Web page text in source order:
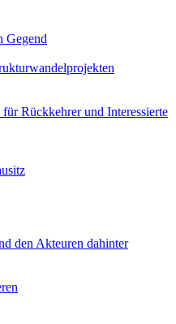
Gegend
Rückkehrer und Interessierte
den Akteuren dahinter